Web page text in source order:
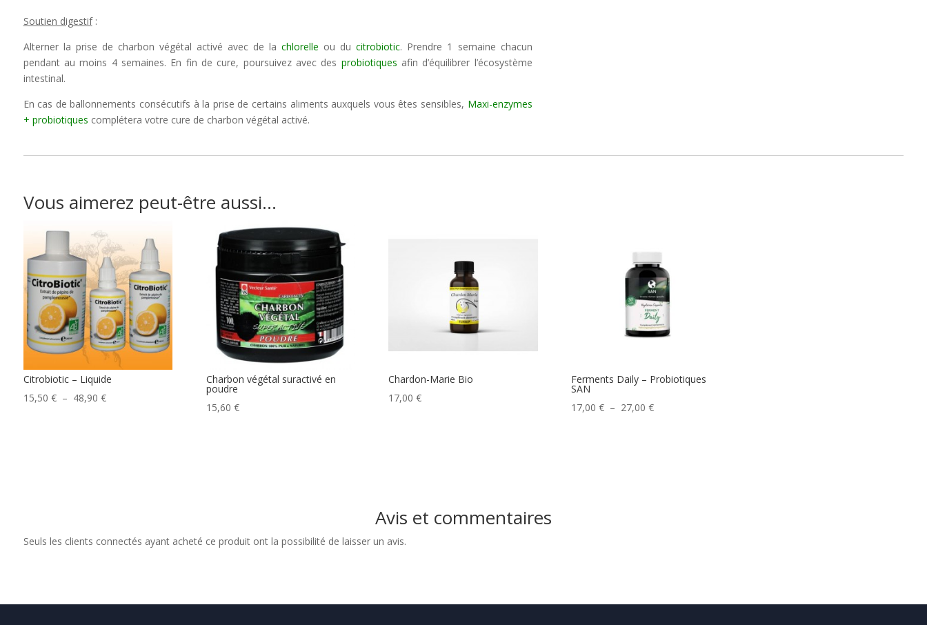
Soutien digestif:
Alterner la prise de charbon végétal activé avec de lachlorelle ou ducitrobiotic. Prendre 1 semaine chacun
pendant au moins 4 semaines. En fin de cure, poursuivez avec des probiotiques afin d’équilibrer l’écosystème
intestinal.
En cas de ballonnements consécutifs à la prise de certains aliments auxquels vous êtes sensibles, Maxi-enzymes
+ probiotiques complétera votre cure de charbon végétal activé.
Vous aimerez peut-être aussi…
Citrobiotic – Liquide
15,50 € – 48,90 €Plage
Charbon végétal suractivé en
poudre
15,60 €
Chardon-Marie Bio
17,00€
Ferments Daily – Probiotiques
SAN
17,00€ – 27,00€Plage
Avis et commentaires
Seuls les clients connectés ayant acheté ce produit ont la possibilité de laisser un avis.